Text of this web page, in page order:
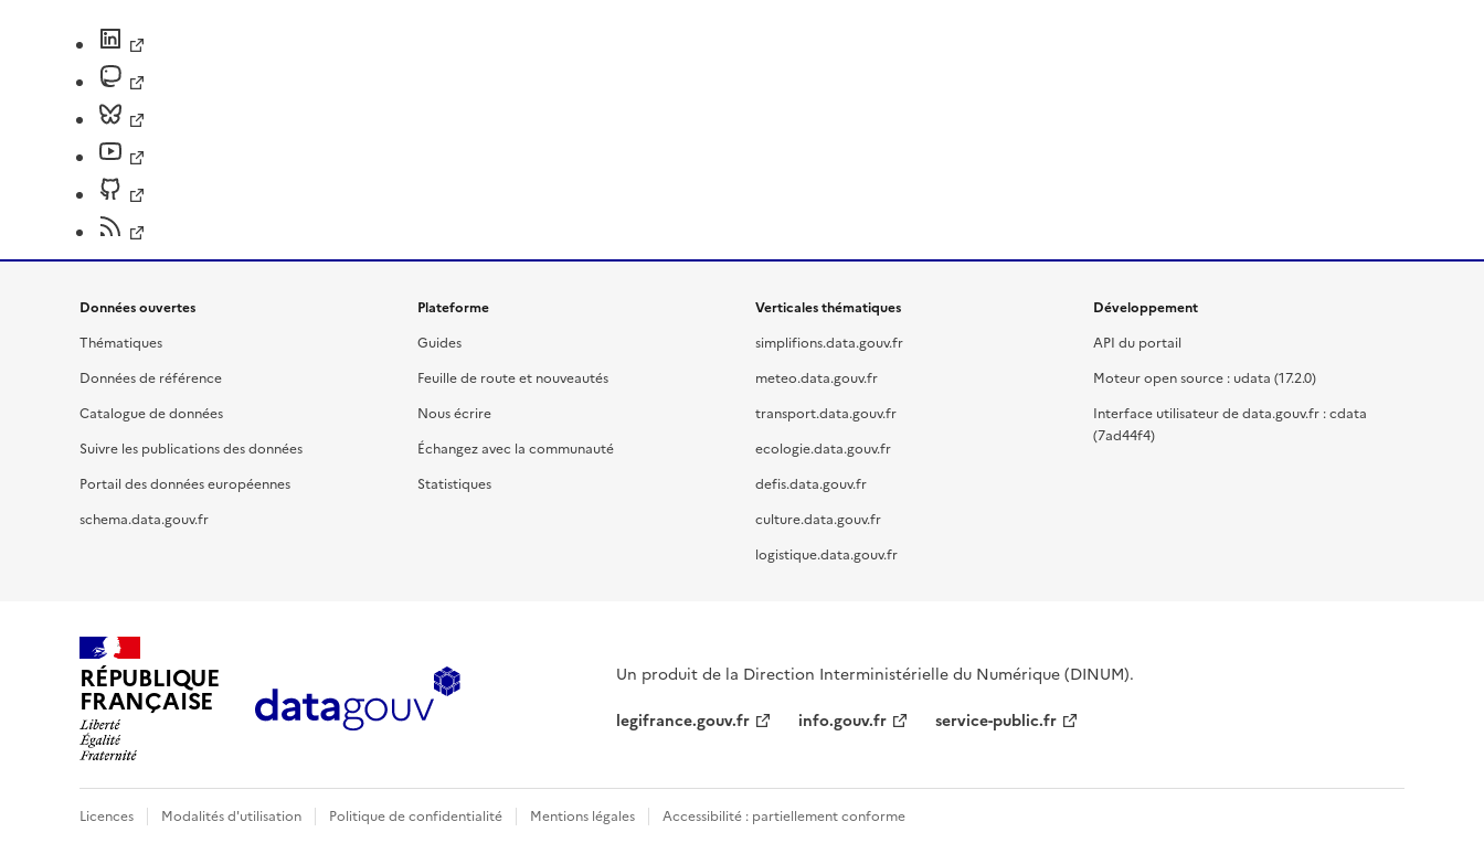
Données ouvertes
Thématiques
Données de référence
Catalogue de données
Suivre les publications des données
Portail des données européennes
schema.data.gouv.fr
Plateforme
Guides
Feuille de route et nouveautés
Nous écrire
Échangez avec la communauté
Statistiques
Verticales thématiques
simplifions.data.gouv.fr
meteo.data.gouv.fr
transport.data.gouv.fr
ecologie.data.gouv.fr
defis.data.gouv.fr
culture.data.gouv.fr
logistique.data.gouv.fr
Développement
API du portail
Moteur open source : udata (17.2.0)
Interface utilisateur de data.gouv.fr : cdata
(7ad44f4)
RÉPUBLIQUE
FRANÇAISE
Un produit de la Direction Interministérielle du Numérique (DINUM).
legifrance.gouv.fr
info.gouv.fr service-public.fr
Licences Modalités d'utilisation Politique de confidentialité Mentions légales Accessibilité : partiellement conforme